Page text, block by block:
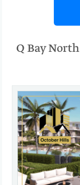
الأسعار والقيمة الاستثمارية في Q Bay North